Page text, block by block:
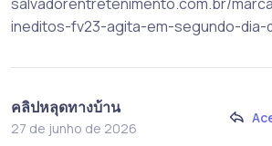
ineditos-fv23-agita-em-segundo-
คลิปหลุดทางบ้าน
27 de junho de 2026